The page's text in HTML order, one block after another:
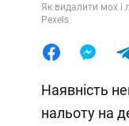
Як видалити мох і
Pexels
Наявність
нальоту на